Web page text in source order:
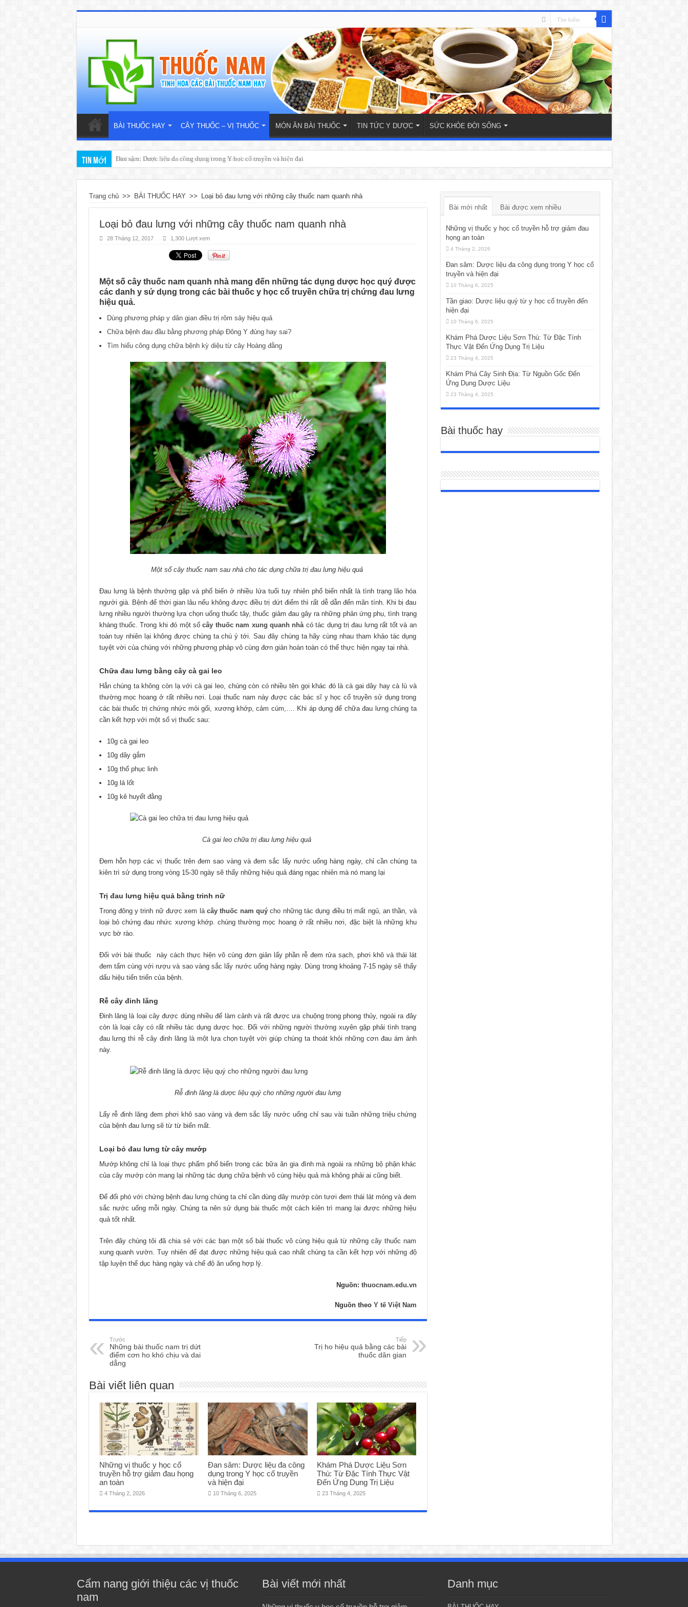
BÀI THUỐC HAY CÂY THUỐC – VỊ THUỐC MÓN ĂN BÀI THUỐC TIN TỨC Y DƯỢC SỨC KHỎE ĐỜI SỐNG
Tin mới Đan sâm: Dược liệu đa công dụng trong Y học cổ truyền và hiện đại
Trang chủ >> BÀI THUỐC HAY >> Loại bỏ đau lưng với những cây thuốc nam quanh nhà
Loại bỏ đau lưng với những cây thuốc nam quanh nhà
28 Tháng 12, 2017 1,300 Lượt xem
Một số cây thuốc nam quanh nhà mang đến những tác dụng dược học quý được
các danh y sử dụng trong các bài thuốc y học cổ truyền chữa trị chứng đau lưng
hiệu quả.
Dùng phương pháp y dân gian điều trị rôm sảy hiệu quả
Chữa bệnh đau đầu bằng phương pháp Đông Y đúng hay sai?
Tìm hiểu công dụng chữa bệnh kỳ diệu từ cây Hoàng đằng
Một số cây thuốc nam sau nhà cho tác dụng chữa trị đau lưng hiệu quả
Đau lưng là bệnh thường gặp và phổ biến ở nhiều lứa tuổi tuy nhiên phổ biến nhất là tình trạng lão hóa
người già. Bệnh để thời gian lâu nếu không được điều trị dứt điểm thì rất dễ dẫn đến mãn tính. Khi bị đau
lưng nhiều người thường lựa chọn uống thuốc tây, thuốc giảm đau gây ra những phản ứng phụ, tình trạng
kháng thuốc. Trong khi đó một sốcây thuốc nam xung quanh nhàcó tác dụng trị đau lưng rất tốt và an
toàn tuy nhiên lại không được chúng ta chú ý tới. Sau đây chúng ta hãy cùng nhau tham khảo tác dụng
tuyệt vời của chúng với những phương pháp vô cùng đơn giản hoàn toàn có thể thực hiện ngay tại nhà.
Chữa đau lưng bằng cây cà gai leo
Hẳn chúng ta không còn lạ với cà gai leo, chúng còn có nhiều tên gọi khác đó là cà gai dây hay cà lù và
thường mọc hoang ở rất nhiều nơi. Loại thuốc nam này được các bác sĩ y học cổ truyền sử dụng trong
các bài thuốc trị chứng nhức mỏi gối, xương khớp, cảm cúm,…. Khi áp dụng để chữa đau lưng chúng ta
cần kết hợp với một số vị thuốc sau:
10g cà gai leo
10g dây gắm
10g thổ phục linh
10g lá lốt
10g kê huyết đằng
Cà gai leo chữa trị đau lưng hiệu quả
Đem hỗn hợp các vị thuốc trên đem sao vàng và đem sắc lấy nước uống hàng ngày, chỉ cần chúng ta
kiên trì sử dụng trong vòng 15-30 ngày sẽ thấy những hiệu quả đáng ngạc nhiên mà nó mang lại
Trị đau lưng hiệu quả bằng trinh nữ
Trong đông y trinh nữ được xem làcây thuốc nam quý cho những tác dụng điều trị mất ngủ, an thần, và
loại bỏ chứng đau nhức xương khớp. chúng thường mọc hoang ở rất nhiều nơi, đặc biệt là những khu
vực bờ rào.
Đối với bài thuốc này cách thực hiện vô cùng đơn giản lấy phần rễ đem rửa sạch, phơi khô và thái lát
đem tẩm cùng với rượu và sao vàng sắc lấy nước uống hàng ngày. Dùng trong khoảng 7-15 ngày sẽ thấy
dấu hiệu tiến triển của bệnh.
Rễ cây đinh lăng
Đinh lăng là loại cây được dùng nhiều để làm cảnh và rất được ưa chuộng trong phong thủy, ngoài ra đây
còn là loại cây có rất nhiều tác dụng dược học. Đối với những người thường xuyên gặp phải tình trạng
đau lưng thì rễ cây đinh lăng là một lựa chọn tuyệt vời giúp chúng ta thoát khỏi những cơn đau ám ảnh
này.
Rễ đinh lăng là dược liệu quý cho những người đau lưng
Lấy rễ đinh lăng đem phơi khô sao vàng và đem sắc lấy nước uống chỉ sau vài tuần những triệu chứng
của bệnh đau lưng sẽ từ từ biến mất.
Loại bỏ đau lưng từ cây mướp
Mướp không chỉ là loại thực phẩm phổ biến trong các bữa ăn gia đình mà ngoài ra những bộ phận khác
của cây mướp còn mang lại những tác dụng chữa bệnh vô cùng hiệu quả mà không phải ai cũng biết.
Để đối phó với chứng bệnh đau lưng chúng ta chỉ cần dùng dây mướp còn tươi đem thái lát mỏng và đem
sắc nước uống mỗi ngày. Chúng ta nên sử dụng bài thuốc một cách kiên trì mang lại được những hiệu
quả tốt nhất.
Trên đây chúng tôi đã chia sẻ với các bạn một số bài thuốc vô cùng hiệu quả từ những cây thuốc nam
xung quanh vườn. Tuy nhiên để đạt được những hiệu quả cao nhất chúng ta cần kết hợp với những độ
tập luyện thể dục hàng ngày và chế độ ăn uống hợp lý.
Nguồn: thuocnam.edu.vn
Nguồn theo Y tế Việt Nam
Trước
Những bài thuốc nam trị dứt
điểm cơn ho khó chịu và dai
dẳng
Tiếp
Trị ho hiệu quả bằng các bài
thuốc dân gian
Bài viết liên quan
Những vị thuốc y học cổ
truyền hỗ trợ giảm đau họng
an toàn
4 Tháng 2, 2026
Đan sâm: Dược liệu đa công
dụng trong Y học cổ truyền
và hiện đại
10 Tháng 6, 2025
Khám Phá Dược Liệu Sơn
Thù: Từ Đặc Tính Thực Vật
Đến Ứng Dụng Trị Liệu
23 Tháng 4, 2025
Bài mới nhất Bài được xem nhiều
Những vị thuốc y học cổ truyền hỗ trợ giảm đau
họng an toàn
4 Tháng 2, 2026
Đan sâm: Dược liệu đa công dụng trong Y học cổ
truyền và hiện đại
10 Tháng 6, 2025
Tần giao: Dược liệu quý từ y học cổ truyền đến
hiện đại
10 Tháng 6, 2025
Khám Phá Dược Liệu Sơn Thù: Từ Đặc Tính
Thực Vật Đến Ứng Dụng Trị Liệu
23 Tháng 4, 2025
Khám Phá Cây Sinh Địa: Từ Nguồn Gốc Đến
Ứng Dụng Dược Liệu
23 Tháng 4, 2025
Bài thuốc hay
Cẩm nang giới thiệu các vị thuốc
nam
Bài viết mới nhất Danh mục